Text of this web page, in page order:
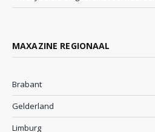
MAXAZINE REGIONAAL
Brabant
Gelderland
Limburg